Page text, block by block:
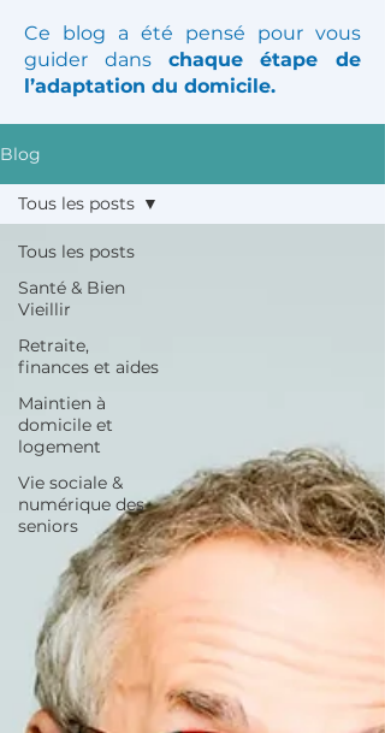
Ce blog a été pensé pour vous
guider dans chaque étape de
l’adaptation du domicile.
Blog
Tous les posts
Santé & Bien
Vieillir
Retraite,
finances et aides
Maintien à
domicile et
logement
Vie sociale &
numérique des
seniors
Tous les posts